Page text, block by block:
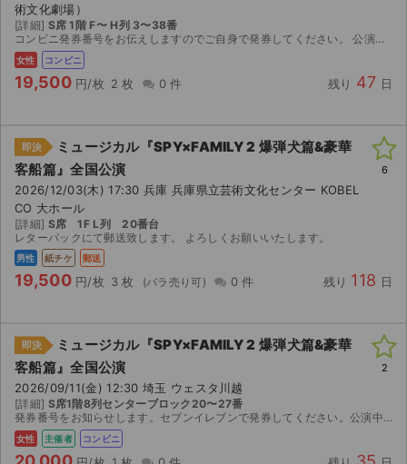
術文化劇場）
[詳細] S席 1階 F〜 H列 3〜38番
コンビニ発券番号をお伝えしますのでご自身で発券してください。 公演中止の場合は手数料等を引いた金額を返金いたします。
女性 コンビニ
19,500 円/枚 2 枚 0 件 残り 47 日
即決
ミュージカル『SPY×FAMILY 2 爆弾犬篇&豪華
客船篇』全国公演
2026/12/03(木) 17:30 兵庫 兵庫県立芸術文化センター KOBEL
CO 大ホール
[詳細] S席 1F L列 20番台
レターパックにて郵送致します。 よろしくお願いいたします。
男性 紙チケ 郵送
19,500 円/枚 3 枚 0 件 残り 118 日
6
即決
ミュージカル『SPY×FAMILY 2 爆弾犬篇&豪華
客船篇』全国公演
2026/09/11(金) 12:30 埼玉 ウェスタ川越
[詳細] S席1階8列センターブロック20〜27番
発券番号をお知らせします。セブンイレブンで発券してください。公演中止の場合に限り、出品額の9割をお返しします。
女性 主催者 コンビニ
2